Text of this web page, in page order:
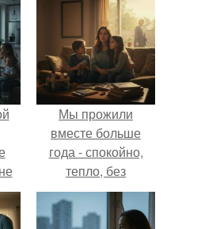
Мы прожили
вместе больше
года - спокойно,
тепло, без
конфликтов.